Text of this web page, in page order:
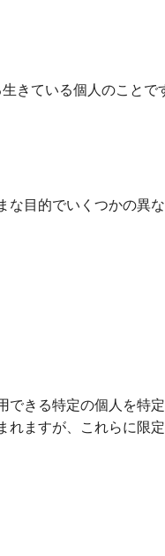
きている個人のことで
目的でいくつかの異
きる特定の個人を特
ますが、これらに限定